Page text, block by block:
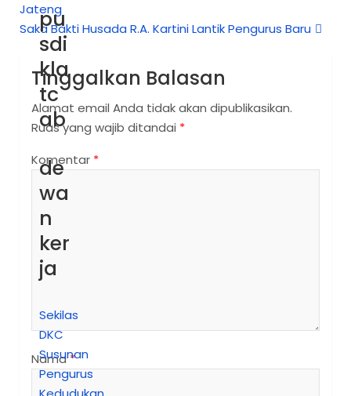
pu
sdi
kla
tc
ab
de
wa
n
ker
ja
Sekilas
DKC
Susunan
Pengurus
Jateng
Saka Bakti Husada R.A. Kartini Lantik Pengurus Baru
Tinggalkan Balasan
Alamat email Anda tidak akan dipublikasikan.
Ruas yang wajib ditandai *
Komentar *
Nama*